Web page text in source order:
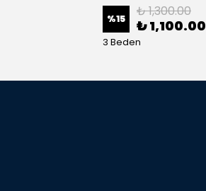
%15 ₺ 1,300.00
₺ 1,100.00
3 Beden